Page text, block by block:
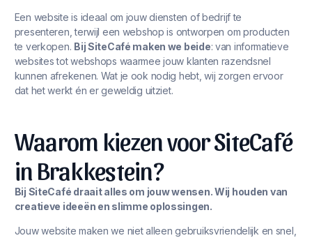
Een website is ideaal om jouw diensten of bedrijf te
presenteren, terwijl een webshop is ontworpen om producten
te verkopen. Bij SiteCafé maken we beide: van informatieve
websites tot webshops waarmee jouw klanten razendsnel
kunnen afrekenen. Wat je ook nodig hebt, wij zorgen ervoor
dat het werkt én er geweldig uitziet.
Waarom kiezen voor SiteCafé
in Brakkestein?
Bij SiteCafé draait alles om jouw wensen. Wij houden van
creatieve ideeën en slimme oplossingen.
Jouw website maken we niet alleen gebruiksvriendelijk en snel,